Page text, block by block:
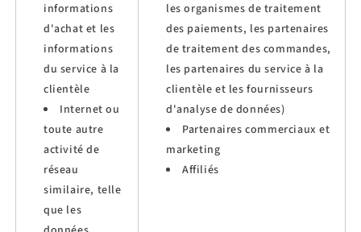
informations
d'achat et les
informations
du service à la
clientèle
Internet ou
toute autre
activité de
réseau
similaire, telle
que les
les organismes de traitement
des paiements, les partenaires
de traitement des commandes,
les partenaires du service à la
clientèle et les fournisseurs
d'analyse de données)
Partenaires commerciaux et
marketing
Affiliés